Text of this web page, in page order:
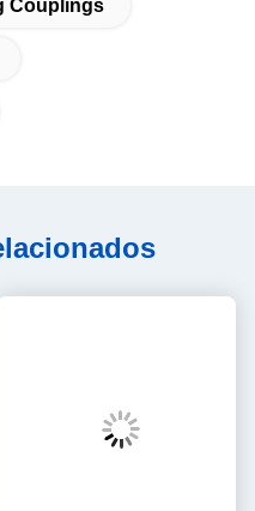
Couplings